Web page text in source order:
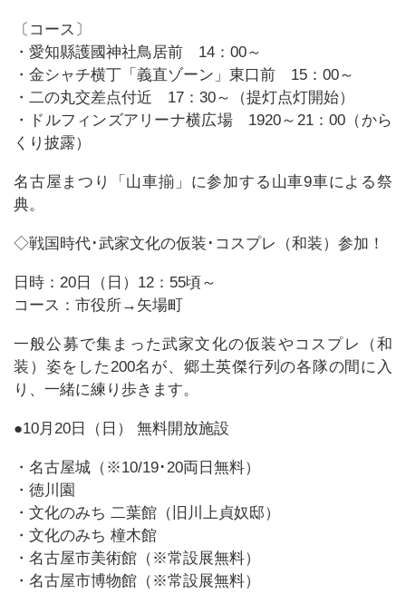
〔コース〕
・愛知縣護國神社鳥居前 14：00～
・金シャチ横丁「義直ゾーン」東口前 15：00～
・二の丸交差点付近 17：30～（提灯点灯開始）
・ドルフィンズアリーナ横広場 1920～21：00（から
くり披露）
名古屋まつり「山車揃」に参加する山車9車による祭
典。
◇戦国時代･武家文化の仮装･コスプレ（和装）参加！
日時：20日（日）12：55頃～
コース：市役所→矢場町
一般公募で集まった武家文化の仮装やコスプレ（和
装）姿をした200名が、郷土英傑行列の各隊の間に入
り、一緒に練り歩きます。
●10月20日（日） 無料開放施設
・名古屋城（※10/19･20両日無料）
・徳川園
・文化のみち 二葉館（旧川上貞奴邸）
・文化のみち 橦木館
・名古屋市美術館（※常設展無料）
・名古屋市博物館（※常設展無料）